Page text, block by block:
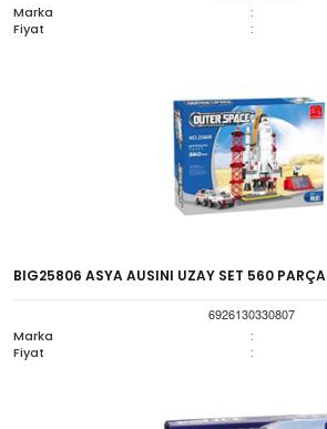
Marka
:
Fiyat :
BIG25806 ASYA AUSINI UZAY SET 560 PARÇA
6926130330807
Marka
:
Fiyat :